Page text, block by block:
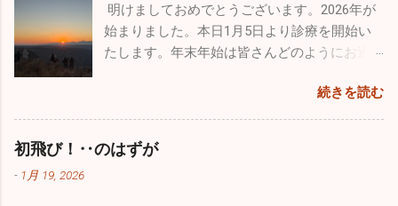
トからお招きを頂き、本当にとんぼ返りです
が行ってきました。 那覇の基地祭は内地の基
地祭と違って激混みと言う感じはなかったで
す。普通に空港で旅客機を眺めているだけで
幸せです。 那覇基地は官民両方が使用するた
が、太平洋側はずっと晴天です。寒さは厳し
いですが元気な人にはうれしい天候です。自
分もなぜだが風邪もひかずに健康状態を維持
せんが、休日は懲りずにお出かけです（笑）
今回はワンコのためのお出かけをしてきまし
た。平日は朝早く出勤し帰りもかなり遅くな
明けましておめでとうございます。2026年が
始まりました。本日1月5日より診療を開始い
たします。年末年始は皆さんどのようにお過
お休みを頂き心身ともにフレッシュ出来まし
た。 昨年末はインフルエンザ、感染性胃腸炎
等が猛威を振るっていましたが新年はどうな
っていることか。１週間でしたが集団生活も
続きを読む
初飛び！‥のはずが
- 1月 19, 2026